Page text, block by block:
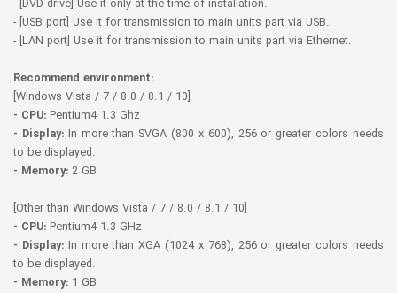
- [DVD drive] Use it only at the time of installation.
- [USB port] Use it for transmission to main units part via USB.
- [LAN port] Use it for transmission to main units part via Ethernet.
Recommend environment:
[Windows Vista / 7 / 8.0 / 8.1 / 10]
- CPU: Pentium4 1.3 Ghz
- Display:In more than SVGA (800 x 600), 256 or greater colors needs
to be displayed.
- Memory: 2 GB
[Other than Windows Vista / 7 / 8.0 / 8.1 / 10]
- CPU: Pentium4 1.3 GHz
- Display:In more than XGA (1024 x 768), 256 or greater colors needs
to be displayed.
- Memory: 1 GB